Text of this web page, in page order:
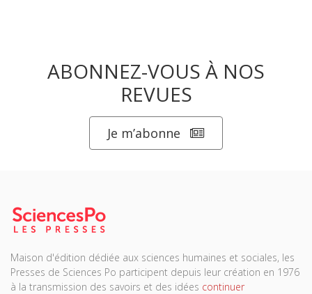
ABONNEZ-VOUS À NOS
REVUES
Je m’abonne
Maison d'édition dédiée aux sciences humaines et sociales, les
Presses de Sciences Po participent depuis leur création en 1976
à la transmission des savoirs et des idées continuer